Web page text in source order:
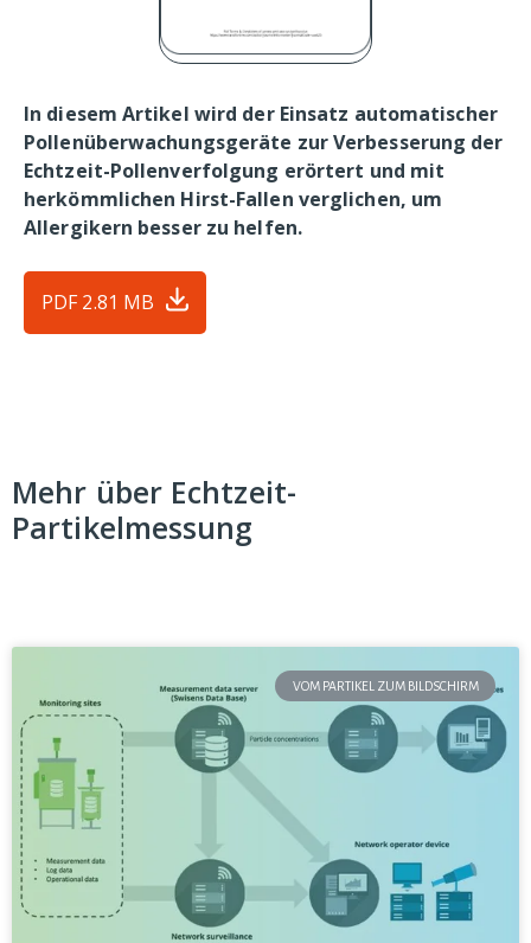
In diesem Artikel wird der Einsatz automatischer
Pollenüberwachungsgeräte zur Verbesserung der
Echtzeit-Pollenverfolgung erörtert und mit
herkömmlichen Hirst-Fallen verglichen, um
Allergikern besser zu helfen.
PDF 2.81 MB
Mehr über Echtzeit-
Partikelmessung
VOM PARTIKEL ZUM BILDSCHIRM